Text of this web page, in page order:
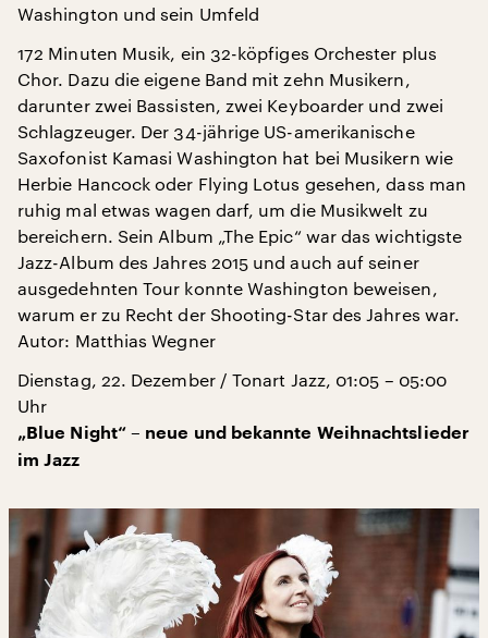
Washington und sein Umfeld
172 Minuten Musik, ein 32-köpfiges Orchester plus
Chor. Dazu die eigene Band mit zehn Musikern,
darunter zwei Bassisten, zwei Keyboarder und zwei
Schlagzeuger. Der 34-jährige US-amerikanische
Saxofonist Kamasi Washington hat bei Musikern wie
Herbie Hancock oder Flying Lotus gesehen, dass man
ruhig mal etwas wagen darf, um die Musikwelt zu
bereichern. Sein Album „The Epic“ war das wichtigste
Jazz-Album des Jahres 2015 und auch auf seiner
ausgedehnten Tour konnte Washington beweisen,
warum er zu Recht der Shooting-Star des Jahres war.
Autor: Matthias Wegner
Dienstag, 22. Dezember / Tonart Jazz, 01:05 – 05:00
Uhr
„Blue Night“ – neue und bekannte Weihnachtslieder
im Jazz